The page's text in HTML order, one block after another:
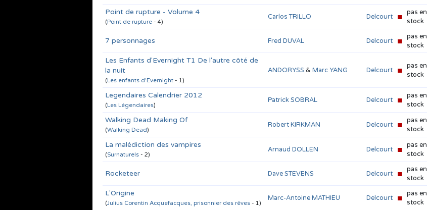
Point de rupture - Volume 4
(Point de rupture - 4)
Carlos TRILLO Delcourt
pas en
stock
7 personnages Fred DUVAL Delcourt
pas en
stock
Les Enfants d'Evernight T1 De l'autre côté de
la nuit
(Les enfants d'Evernight - 1)
ANDORYSS & Marc YANG Delcourt
pas en
stock
Legendaires Calendrier 2012
(Les Légendaires)
Patrick SOBRAL Delcourt
pas en
stock
Walking Dead Making Of
(Walking Dead)
Robert KIRKMAN Delcourt
pas en
stock
La malédiction des vampires
(Surnaturels - 2)
Arnaud DOLLEN Delcourt
pas en
stock
Rocketeer Dave STEVENS Delcourt
pas en
stock
L'Origine
(Julius Corentin Acquefacques, prisonnier des rêves - 1)
Marc-Antoine MATHIEU Delcourt
pas en
stock